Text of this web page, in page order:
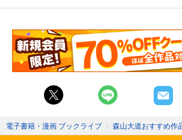
電子書籍・漫画 ブックライブ 〉 森山大道おすすめ作